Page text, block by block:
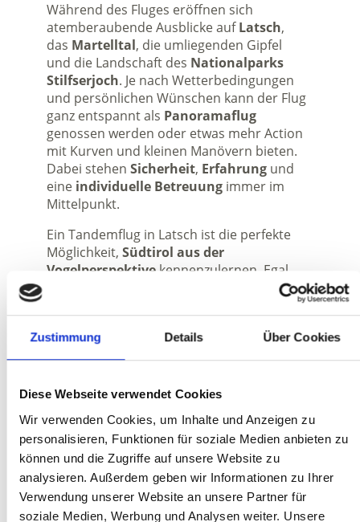
Zustimmung Details Über Cookies
Diese Webseite verwendet Cookies
Wir verwenden Cookies, um Inhalte und Anzeigen zu
personalisieren, Funktionen für soziale Medien anbieten zu
können und die Zugriffe auf unsere Website zu
analysieren. Außerdem geben wir Informationen zu Ihrer
Verwendung unserer Website an unsere Partner für
soziale Medien, Werbung und Analysen weiter. Unsere
Während des Fluges eröffnen sich
atemberaubende Ausblicke aufLatsch,
das Martelltal, die umliegenden Gipfel
und die Landschaft des Nationalparks
Stilfserjoch. Je nach Wetterbedingungen
und persönlichen Wünschen kann der Flug
ganz entspannt als Panoramaflug
genossen werden oder etwas mehr Action
mit Kurven und kleinen Manövern bieten.
Dabei stehen Sicherheit, Erfahrungund
eine individuelle Betreuungimmer im
Mittelpunkt.
Ein Tandemflug in Latsch ist die perfekte
Möglichkeit, Südtirol aus der
Vogelperspektivekennenzulernen. Egal
ob als besonderes Highlight im Urlaub, als
verbindet
Freiheitund
unvergessliche Momente.
Gemeinsam mitSeilpartner Ben
dem du die Schönheit der Region aus der
Vogelperspektiveentdecken kannst.